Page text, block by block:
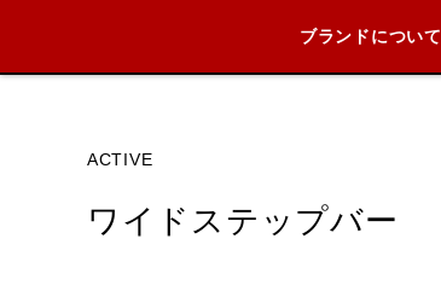
ブランドについて
ACTIVE
ワイドステップバー